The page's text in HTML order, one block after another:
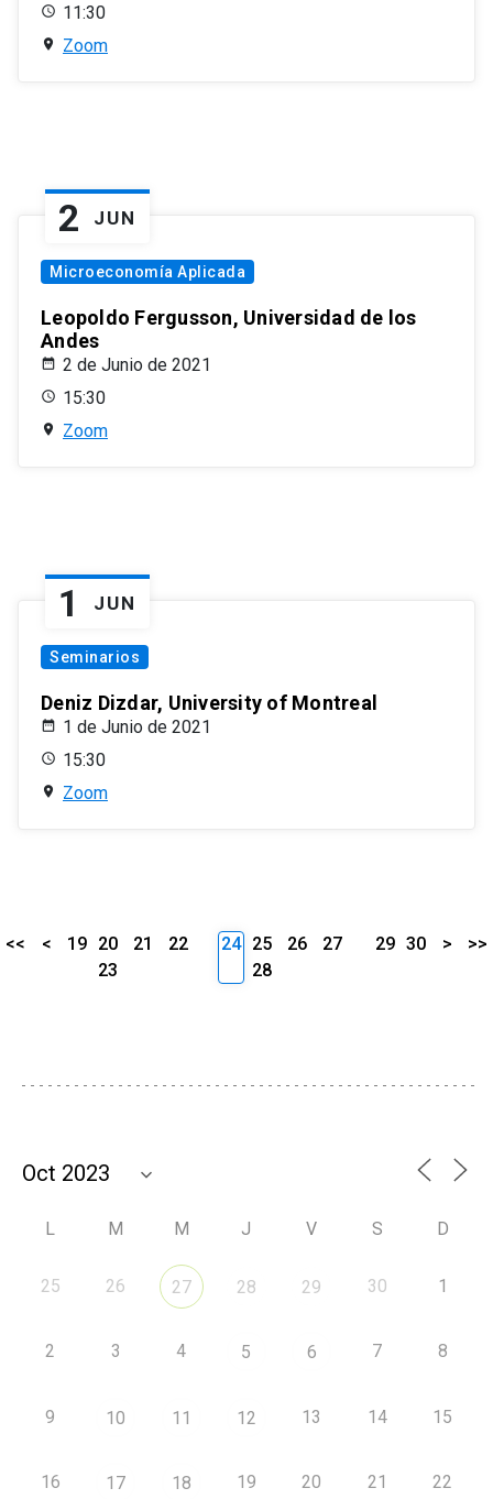
11:30
Zoom
2 JUN
Microeconomía Aplicada
Leopoldo Fergusson, Universidad de los
Andes
2 de Junio de 2021
15:30
Zoom
1 JUN
Seminarios
Deniz Dizdar, University of Montreal
1 de Junio de 2021
15:30
Zoom
<< < 19 20 21
22
23
24 25 26
27
28
29 30 > >>
L M M J V S D
25 26 27 28 29 30 1
2 3 4 5 6 7 8
9 10 11 12 13 14 15
16 17 18 19 20 21 22